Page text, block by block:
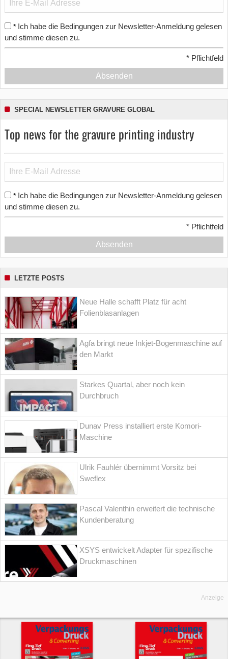
* Ich habe die Bedingungen zur Newsletter-Anmeldung gelesen
und stimme diesen zu.
* Pflichtfeld
Absenden
SPECIAL NEWSLETTER GRAVURE GLOBAL
Top news for the gravure printing industry
* Ich habe die Bedingungen zur Newsletter-Anmeldung gelesen
und stimme diesen zu.
* Pflichtfeld
Absenden
LETZTE POSTS
Neue Halle schafft Platz für acht
Folienblasanlagen
Agfa bringt neue Inkjet-Bogenmaschine auf
den Markt
Starkes Quartal, aber noch kein
Durchbruch
Dunav Press installiert erste Komori-
Maschine
Ulrik Fauhlér übernimmt Vorsitz bei
Sweflex
Pascal Valenthin erweitert die technische
Kundenberatung
XSYS entwickelt Adapter für spezifische
Druckmaschinen
Anzeige